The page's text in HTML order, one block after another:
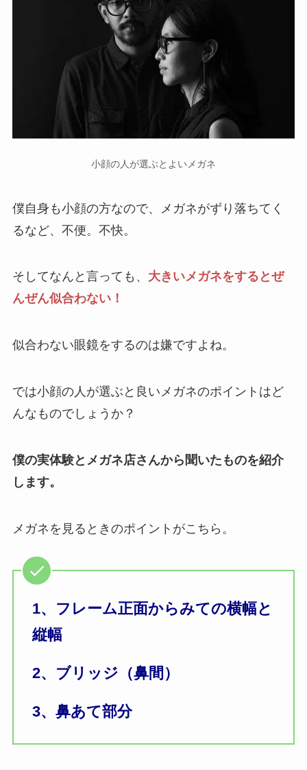
小顔の人が選ぶとよいメガネ
僕自身も小顔の方なので、メガネがずり落ちてく
るなど、不便。不快。
そしてなんと言っても、 大きいメガネをするとぜ
んぜん似合わない！
似合わない眼鏡をするのは嫌ですよね。
では小顔の人が選ぶと良いメガネのポイントはど
んなものでしょうか？
僕の実体験とメガネ店さんから聞いたものを紹介
します。
メガネを見るときのポイントがこちら。
1、フレーム正面からみての横幅と
縦幅
2、ブリッジ（鼻間）
3、鼻あて部分